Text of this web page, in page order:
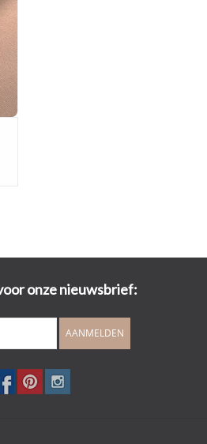
onze nieuwsbrief:
AANMELDEN